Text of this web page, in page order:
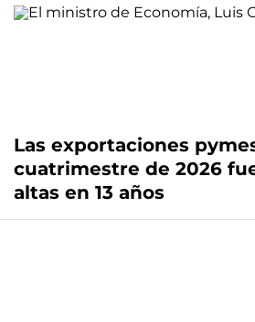
Las exportaciones
cuatrimestre de 2026
altas en 13 años